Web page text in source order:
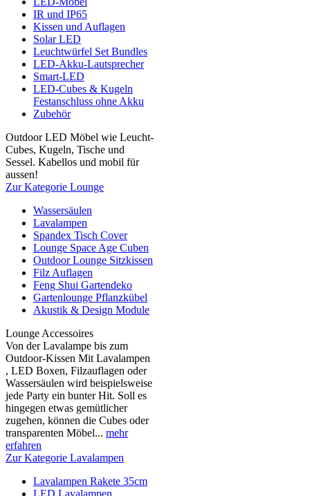
IR und IP65
Kissen und Auflagen
Solar LED
Leuchtwürfel Set Bundles
LED-Akku-Lautsprecher
Smart-LED
LED-Cubes & Kugeln
Festanschluss ohne Akku
Zubehör
Outdoor LED Möbel wie Leucht-
Cubes, Kugeln, Tische und
Sessel. Kabellos und mobil für
aussen!
Zur Kategorie Lounge
Wassersäulen
Lavalampen
Spandex Tisch Cover
Lounge Space Age Cuben
Outdoor Lounge Sitzkissen
Filz Auflagen
Feng Shui Gartendeko
Gartenlounge Pflanzkübel
Akustik & Design Module
Lounge Accessoires
Von der Lavalampe bis zum
Outdoor-Kissen Mit Lavalampen
, LED Boxen, Filzauflagen oder
Wassersäulen wird beispielsweise
jede Party ein bunter Hit. Soll es
hingegen etwas gemütlicher
zugehen, können die Cubes oder
transparenten Möbel... mehr
erfahren
Zur Kategorie Lavalampen
Lavalampen Rakete 35cm
LED Lavalampen